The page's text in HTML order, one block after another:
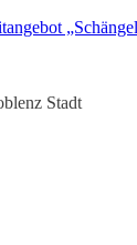
Stadt